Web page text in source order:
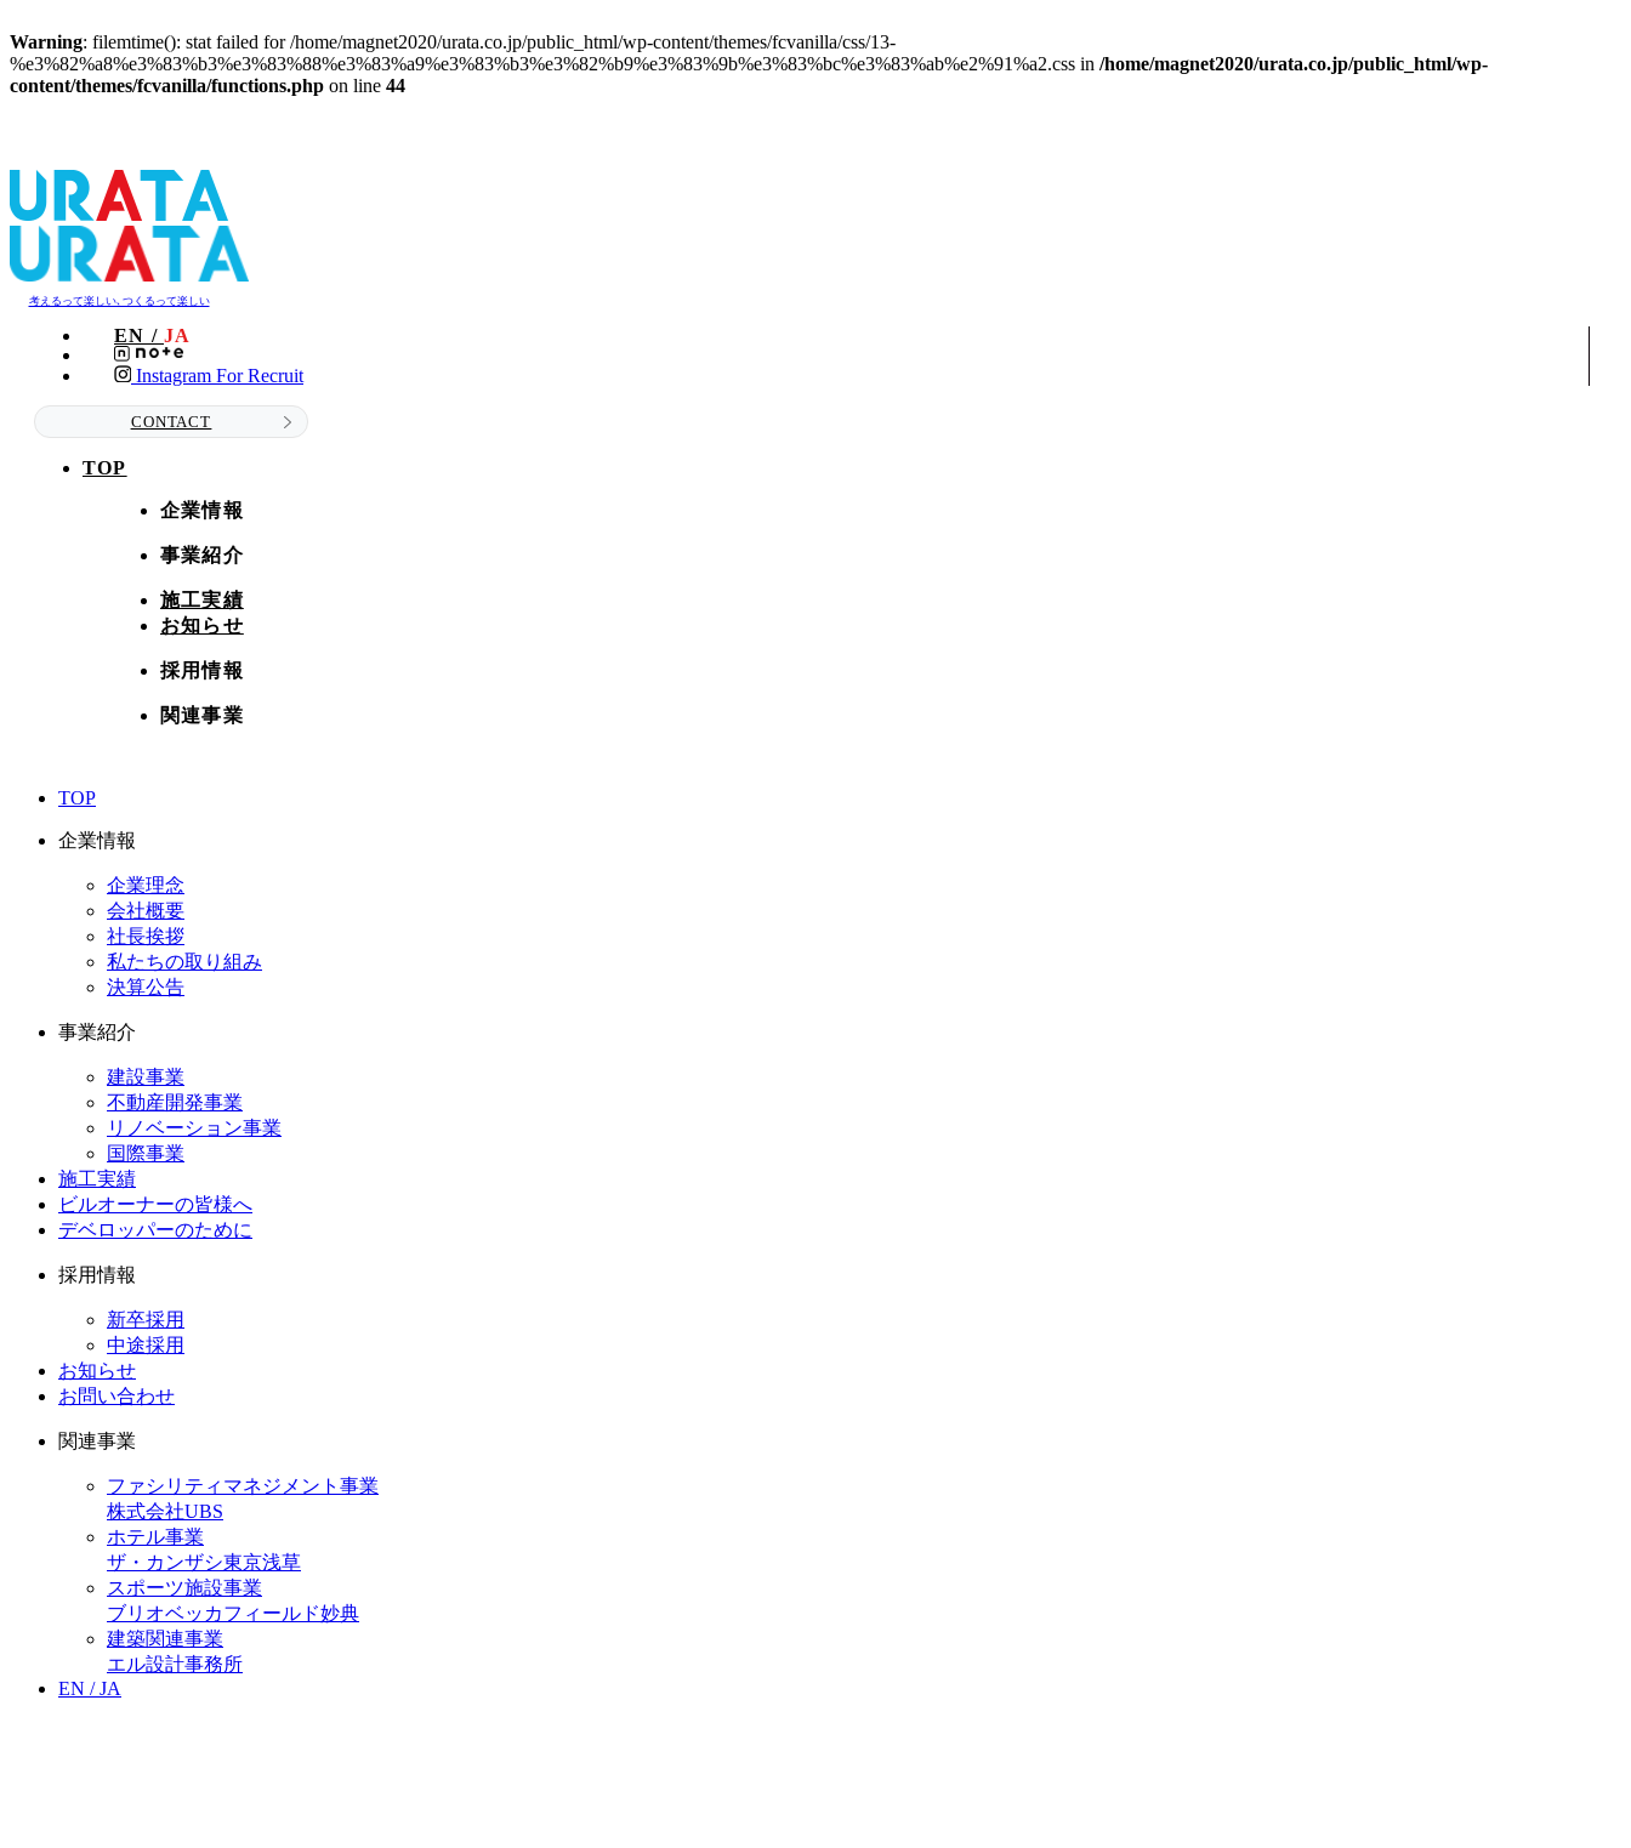
Warning: filemtime(): stat failed for /home/magnet2020/urata.co.jp/public_html/wp-content/themes/fcvanilla/css/13-
%e3%82%a8%e3%83%b3%e3%83%88%e3%83%a9%e3%83%b3%e3%82%b9%e3%83%9b%e3%83%bc%e3%83%ab%e2%91%a2.css in /home/magnet2020/urata.co.jp/public_html/wp-
content/themes/fcvanilla/functions.php on line 44
考えるって楽しい､つくるって楽しい
EN / JA
Instagram For Recruit
CONTACT
TOP
企業情報
事業紹介
施工実績
お知らせ
採用情報
関連事業
TOP
企業情報
企業理念
会社概要
社長挨拶
私たちの取り組み
決算公告
事業紹介
建設事業
不動産開発事業
リノベーション事業
国際事業
施工実績
ビルオーナーの皆様へ
デベロッパーのために
採用情報
新卒採用
中途採用
お知らせ
お問い合わせ
関連事業
ファシリティマネジメント事業
株式会社UBS
ホテル事業
ザ・カンザシ東京浅草
スポーツ施設事業
ブリオベッカフィールド妙典
建築関連事業
エル設計事務所
EN /JA